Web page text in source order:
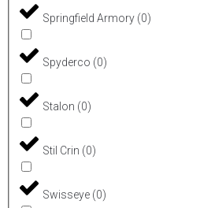
Springfield Armory (0)
Spyderco (0)
Stalon (0)
Stil Crin (0)
Swisseye (0)